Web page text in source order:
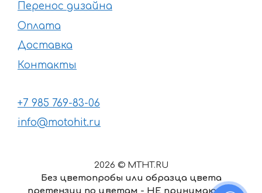
Перенос дизайна
Оплата
Доставка
Контакты
+7 985 769-83-06
info@motohit.ru
2026 © MTHT.RU
Без цветопробы или образца цвета